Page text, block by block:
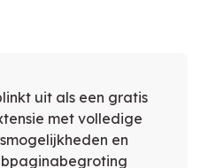
uit als een gratis
met volledige
en